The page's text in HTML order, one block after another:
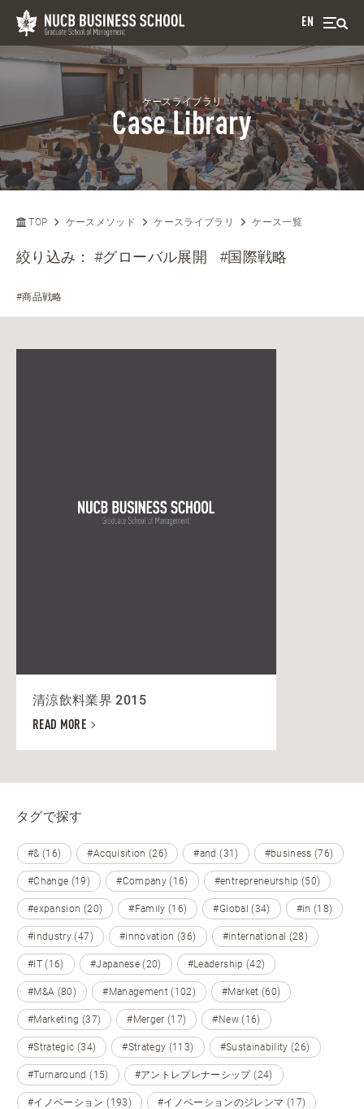
EN
ケースライブラリ
Case Library
TOP ケースメソッド ケースライブラリ ケース一覧
絞り込み：#グローバル展開 #国際戦略
#商品戦略
清涼飲料業界 2015
READ MORE
タグで探す
#& (16) #Acquisition (26) #and (31) #business (76)
#Change (19) #Company (16) #entrepreneurship (50)
#expansion (20) #Family (16) #Global (34) #in (18)
#industry (47) #innovation (36) #international (28)
#IT (16) #Japanese (20) #Leadership (42)
#M&A (80) #Management (102) #Market (60)
#Marketing (37) #Merger (17) #New (16)
#Strategic (34) #Strategy (113) #Sustainability (26)
#Turnaround (15) #アントレプレナーシップ (24)
#イノベーション (193) #イノベーションのジレンマ (17)